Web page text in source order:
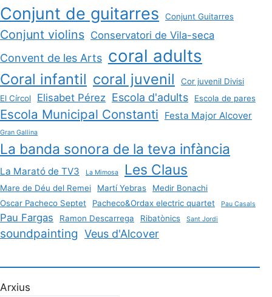
Conjunt de guitarres Conjunt Guitarres
Conjunt violins Conservatori de Vila-seca
Convent de les Arts coral adults
Coral infantil coral juvenil
Cor juvenil Divisi
El Círcol
Elisabet Pérez Escola d'adults Escola de pares
Escola Municipal Constanti Festa Major Alcover
Gran Gallina
La banda sonora de la teva infància
La Marató de TV3 La Mimosa Les Claus
Mare de Déu del Remei Martí Yebras
Medir Bonachi
Oscar Pacheco Septet
Pacheco&Ordax electric quartet Pau Casals
Pau Fargas Ramon Descarrega Ribatònics Sant Jordi
soundpainting Veus d'Alcover
Arxius